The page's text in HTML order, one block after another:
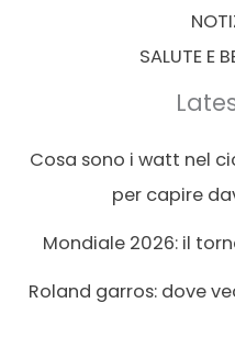
SALUTE E
Cosa sono i watt nel
per capire
Mondiale 2026: il
Roland garros: dove